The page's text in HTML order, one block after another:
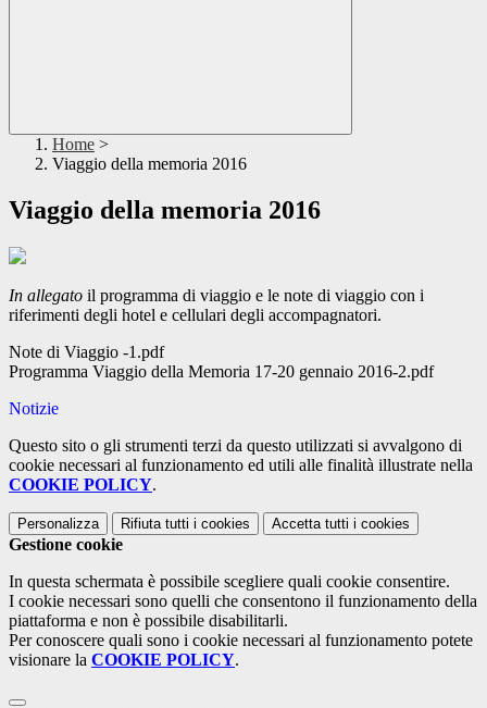
Home >
Viaggio della memoria 2016
Viaggio della memoria 2016
In allegato il programma di viaggio e le note di viaggio con i
riferimenti degli hotel e cellulari degli accompagnatori.
Note di Viaggio -1.pdf
Programma Viaggio della Memoria 17-20 gennaio 2016-2.pdf
Notizie
Questo sito o gli strumenti terzi da questo utilizzati si avvalgono di
cookie necessari al funzionamento ed utili alle finalità illustrate nella
COOKIE POLICY.
Personalizza Rifiuta tutti i cookies Accetta tutti i cookies
Gestione cookie
In questa schermata è possibile scegliere quali cookie consentire.
I cookie necessari sono quelli che consentono il funzionamento della
piattaforma e non è possibile disabilitarli.
Per conoscere quali sono i cookie necessari al funzionamento potete
visionare la COOKIE POLICY.